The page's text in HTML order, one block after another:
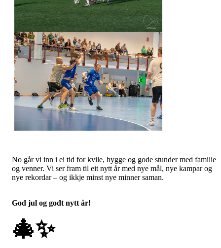
No går vi inn i ei tid for kvile, hygge og gode stunder med familie
og venner. Vi ser fram til eit nytt år med nye mål, nye kampar og
nye rekordar – og ikkje minst nye minner saman.
God jul og godt nytt år!
🎄✨